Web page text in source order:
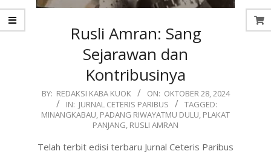
Rusli Amran: Sang
Sejarawan dan
Kontribusinya
2024-
28
BY: REDAKSI KABA KUOK ON: OKTOBER 28, 2024
IN: JURNAL CETERIS PARIBUS
TAGGED:
MINANGKABAU, PADANG RIWAYATMU DULU, PLAKAT
PANJANG, RUSLI AMRAN
Telah terbit edisi terbaru Jurnal Ceteris Paribus